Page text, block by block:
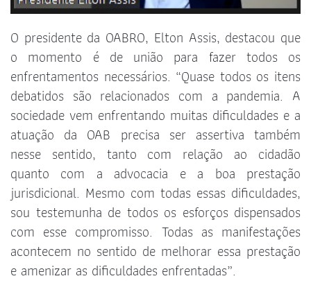
O presidente da OABRO, Elton Assis, destacou que
o momento é de união para fazer todos os
enfrentamentos necessários. “Quase todos os itens
debatidos são relacionados com a pandemia. A
sociedade vem enfrentando muitas dificuldades e a
atuação da OAB precisa ser assertiva também
nesse sentido, tanto com relação ao cidadão
quanto com a advocacia e a boa prestação
jurisdicional. Mesmo com todas essas dificuldades,
sou testemunha de todos os esforços dispensados
com esse compromisso. Todas as manifestações
acontecem no sentido de melhorar essa prestação
e amenizar as dificuldades enfrentadas”.